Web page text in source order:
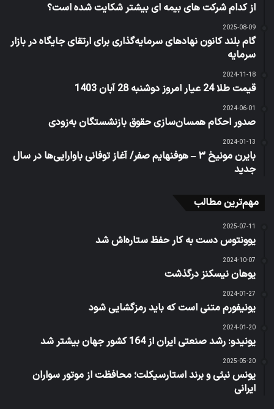
از کدام شرکت های بیمه ای بیشتر شکایت شده است؟
2025-08-09
گام بلند کانون نهاد‌های سرمایه‌گذاری برای ارتقای جایگاه در بازار
سرمایه
2024-11-18
قیمت طلا 24 عیار امروز دوشنبه 28 آبان 1403
2024-06-01
صدور احکام همسان‌سازی حقوق بازنشستگان به‌زودی
2024-01-13
بایرن مونیخ ۳ – هوفنهایم صفر/ آغاز توفانی باوارایی‌ها در سال
جدید
مهم‌ترین مطالب
2025-07-11
یوونتوس دست به کار حفظ ستاره‌اش شد
2024-10-07
یوهان نیسکنز درگذشت
2024-01-27
یونیفورم متنی است که باید رمزگشایی شود
2024-01-20
یونیدو: رشد صنعتی ایران از 164 کشور جهان بیشتر شد
2025-05-20
یونس نبئی و برند استارسیکلت؛ محافظت از موتور سواران
ایرانی